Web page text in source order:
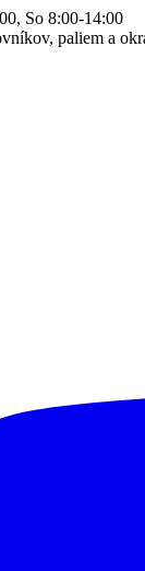
So 8:00-14:00
paliem a